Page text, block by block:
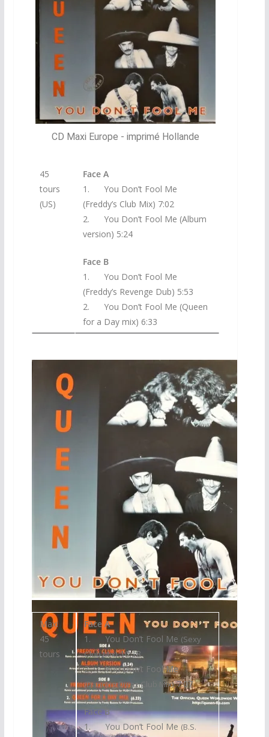
CD Maxi Europe - imprimé Hollande
45
tours
(US)
Face A
1. You Don’t Fool Me
(Freddy’s Club Mix) 7:02
2. You Don’t Fool Me (Album
version) 5:24
Face B
1. You Don’t Fool Me
(Freddy’s Revenge Dub) 5:53
2. You Don’t Fool Me (Queen
for a Day mix) 6:33
Maxi
45
tours
Face A
1. You Don’t Fool Me (Sexy
Club Mix)10:18
2. You Don’t Fool Me
(Dancing Divaz Club Mix)7:07
Face B
1. You Don’t Fool Me (B.S.